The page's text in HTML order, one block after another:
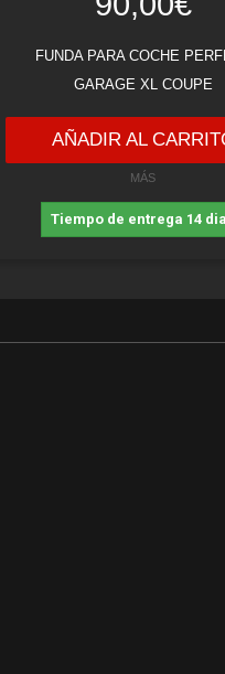
FUNDA PARA COCHE
GARAGE XL COUPE
AÑADIR AL
MÁS
Tiempo de entrega 14